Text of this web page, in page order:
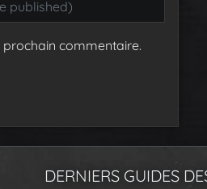
commentaire.
DERNIERS GUIDES